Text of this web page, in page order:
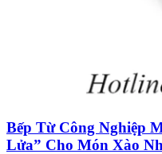
Bếp Từ Công Nghiệp
Lửa” Cho Món Xào